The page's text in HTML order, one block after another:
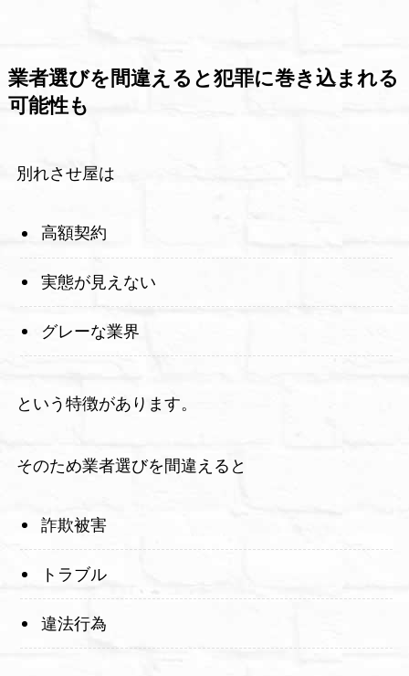
業者選びを間違えると犯罪に巻き込まれる
可能性も
別れさせ屋は
高額契約
実態が見えない
グレーな業界
という特徴があります。
そのため業者選びを間違えると
詐欺被害
トラブル
違法行為